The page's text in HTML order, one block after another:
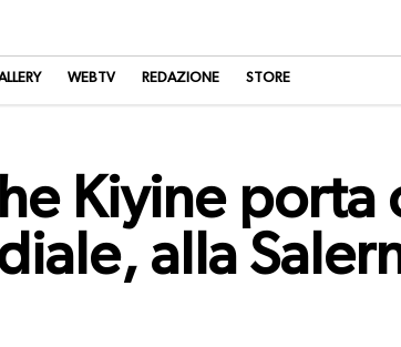
WEBTV REDAZIONE STORE
Kiyine porta
alla